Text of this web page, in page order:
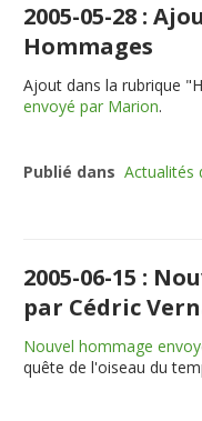
2005-05-28 :
Hommages
Ajout dans la rubrique
envoyé par Marion.
Publié dans Actualités
2005-06-15 :
par Cédric
Nouvel hommage
quête de l'oiseau du